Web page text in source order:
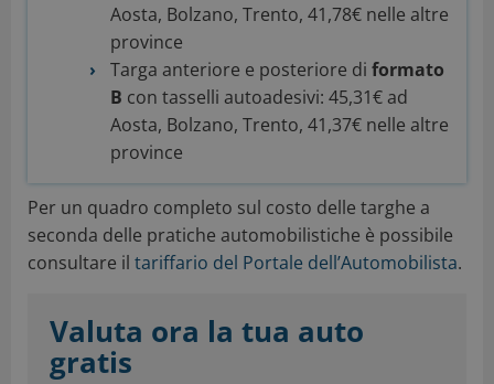
Aosta, Bolzano, Trento, 41,78€ nelle altre
province
Targa anteriore e posteriore di formato
B con tasselli autoadesivi: 45,31€ ad
Aosta, Bolzano, Trento, 41,37€ nelle altre
province
Per un quadro completo sul costo delle targhe a
seconda delle pratiche automobilistiche è possibile
consultare il tariffario del Portale dell’Automobilista.
Valuta ora la tua auto
gratis